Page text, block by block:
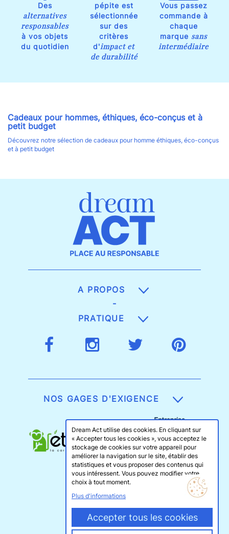
Des
alternatives
responsables
à vos objets
du quotidien
pépite est
sélectionnée
sur des
critères
d'impact et
de durabilité
Vous passez
commande à
chaque
marque sans
intermédiaire
Cadeaux pour hommes, éthiques, éco-conçus et à
petit budget
Découvrez notre sélection de cadeaux pour homme éthiques, éco-conçus
et à petit budget
A PROPOS
-
PRATIQUE
NOS GAGES D'EXIGENCE
Dream Act utilise des cookies. En cliquant sur
« Accepter tous les cookies », vous acceptez le
stockage de cookies sur votre appareil pour
améliorer la navigation sur le site, établir des
statistiques et vous proposer des contenus qui
vous intéressent. Vous pouvez modifier votre
choix à tout moment.
Plus d'informations
Accepter tous les cookies